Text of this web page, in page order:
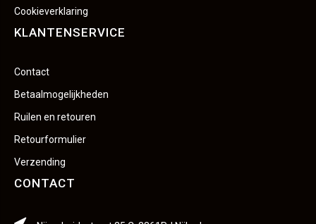
Cookieverklaring
KLANTENSERVICE
Contact
Betaalmogelijkheden
Ruilen en retouren
Retourformulier
Verzending
CONTACT